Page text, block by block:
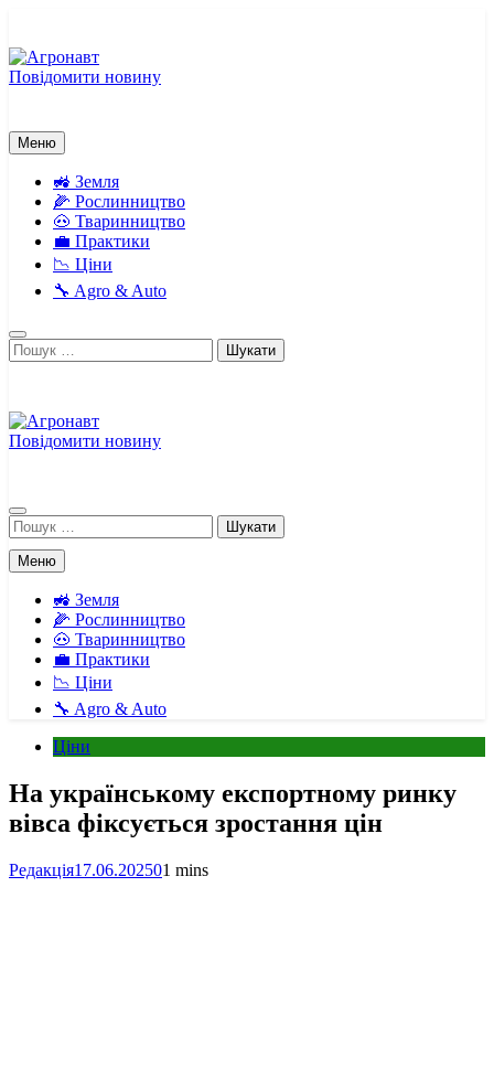
вмісту
Повідомити новину
Меню
🚜 Земля
🌽 Рослинництво
🐽 Тваринництво
💼 Практики
📉 Ціни
🔧 Agro & Auto
Пошук:
Повідомити новину
Пошук:
Меню
🚜 Земля
🌽 Рослинництво
🐽 Тваринництво
💼 Практики
📉 Ціни
🔧 Agro & Auto
Ціни
На українському експортному ринку
вівса фіксується зростання цін
Редакція17.06.202501 mins